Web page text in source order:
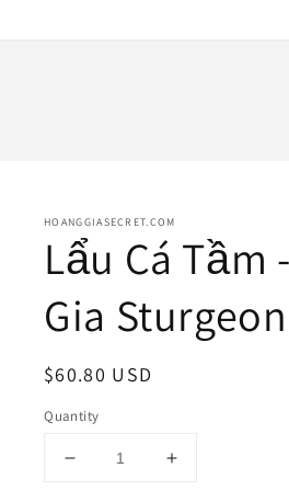
HOANGGIASECRET.COM
Lẩu Cá Tầm
Gia
Regular
$60.80 USD
Quantity
Decrease
Increase